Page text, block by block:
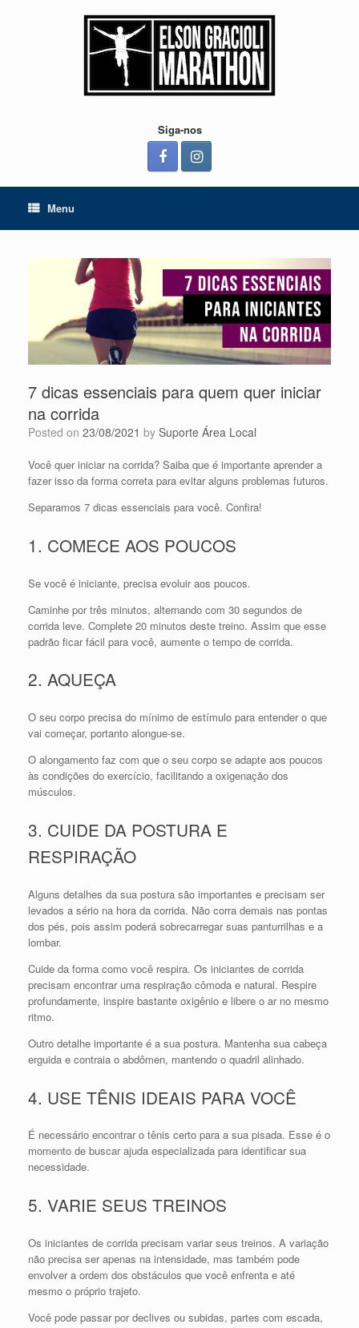
Siga-nos
Menu
7 dicas essenciais para quem quer iniciar
na corrida
Posted on 23/08/2021 by Suporte Área Local
Você quer iniciar na corrida? Saiba que é importante aprender a
fazer isso da forma correta para evitar alguns problemas futuros.
Separamos 7 dicas essenciais para você. Confira!
1. COMECE AOS POUCOS
Se você é iniciante, precisa evoluir aos poucos.
Caminhe por três minutos, alternando com 30 segundos de
corrida leve. Complete 20 minutos deste treino. Assim que esse
padrão ficar fácil para você, aumente o tempo de corrida.
2. AQUEÇA
O seu corpo precisa do mínimo de estímulo para entender o que
vai começar, portanto alongue-se.
O alongamento faz com que o seu corpo se adapte aos poucos
às condições do exercício, facilitando a oxigenação dos
músculos.
3. CUIDE DA POSTURA E
RESPIRAÇÃO
Alguns detalhes da sua postura são importantes e precisam ser
levados a sério na hora da corrida. Não corra demais nas pontas
dos pés, pois assim poderá sobrecarregar suas panturrilhas e a
lombar.
Cuide da forma como você respira. Os iniciantes de corrida
precisam encontrar uma respiração cômoda e natural. Respire
profundamente, inspire bastante oxigênio e libere o ar no mesmo
ritmo.
Outro detalhe importante é a sua postura. Mantenha sua cabeça
erguida e contraia o abdômen, mantendo o quadril alinhado.
4. USE TÊNIS IDEAIS PARA VOCÊ
É necessário encontrar o tênis certo para a sua pisada. Esse é o
momento de buscar ajuda especializada para identificar sua
necessidade.
5. VARIE SEUS TREINOS
Os iniciantes de corrida precisam variar seus treinos. A variação
não precisa ser apenas na intensidade, mas também pode
envolver a ordem dos obstáculos que você enfrenta e até
mesmo o próprio trajeto.
Você pode passar por declives ou subidas, partes com escada,